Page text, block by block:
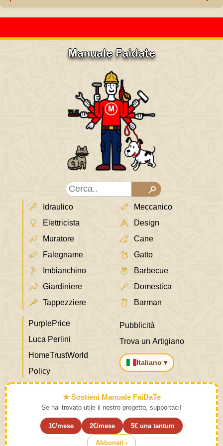
Manuale Faidate
Idraulico
Elettricista
Muratore
Falegname
Imbianchino
Giardiniere
Tappezziere
Meccanico
Design
Cane
Gatto
Barbecue
Domestica
Barman
PurplePrice
Luca Perlini
HomeTrustWorld
Policy
Pubblicità
Trova un Artigiano
Italiano ▾
★ Sostieni Manuale FaiDaTe
Se hai trovato utile il nostro progetto, supportaci!
1€/mese 2€/mese 5€ una tantum
Abbonati ›